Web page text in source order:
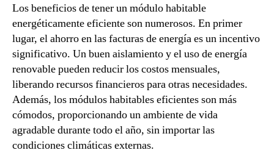
Los beneficios de tener un módulo habitable
energéticamente eficiente son numerosos. En primer
lugar, el ahorro en las facturas de energía es un incentivo
significativo. Un buen aislamiento y el uso de energía
renovable pueden reducir los costos mensuales,
liberando recursos financieros para otras necesidades.
Además, los módulos habitables eficientes son más
cómodos, proporcionando un ambiente de vida
agradable durante todo el año, sin importar las
condiciones climáticas externas.